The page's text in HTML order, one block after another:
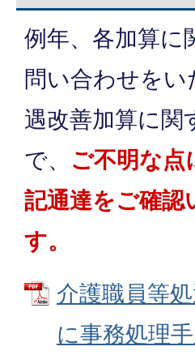
例年、各加算に
問い合わせを
遇改善加算に関
で、 ご不明な
記通達をご確認
す。
介護職員等
に事務処理